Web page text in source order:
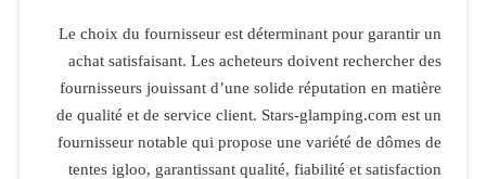
Le choix du
achat
fournisseurs
de qualité et
fournisseur
tentes